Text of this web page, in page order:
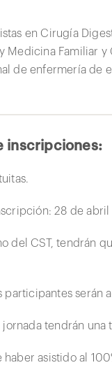
en Cirugía
Medicina Familiar
de enfermería de
inscripciones:
28 de
del CST, tendrán
participantes serán
jornada tendrán
haber asistido al